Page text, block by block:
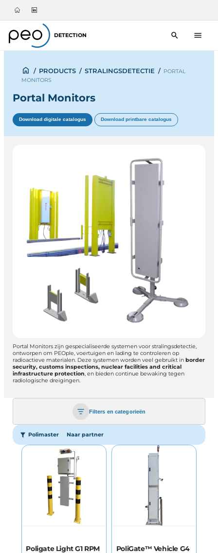
DETECTION
/ PRODUCTS / STRALINGSDETECTIE / PORTAL
MONITORS
Portal Monitors
Download digitale catalogus Download printbare catalogus
Portal Monitors zijn gespecialiseerde systemen voor stralingsdetectie,
ontworpen om PEOple, voertuigen en lading te controleren op
radioactieve materialen. Deze systemen worden veel gebruikt in border
security, customs inspections, nuclear facilities and critical
infrastructure protection , en bieden continue bewaking tegen
radiologische dreigingen.
Filters en categorieën
Polimaster Naar partner
Poligate Light G1 RPM
PoliGate™ Vehicle G4